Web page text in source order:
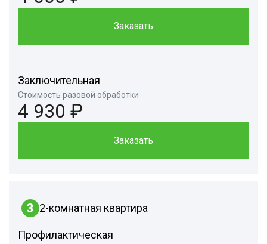
Заказать
Заключительная
Стоимость разовой обработки
4 930 ₽
Заказать
3 2-комнатная квартира
Профилактическая